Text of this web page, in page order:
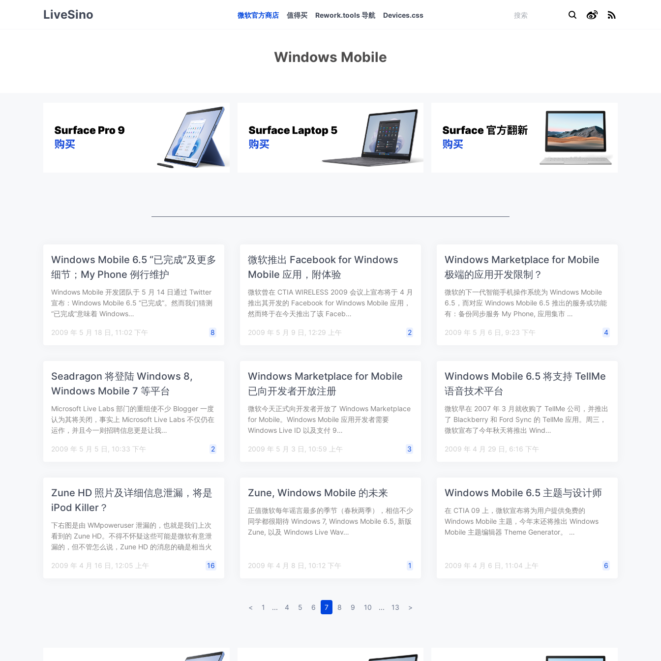
LiveSino 微软官方商店 值得买 Rework.tools 导航 Devices.css
Windows Mobile
Windows Mobile 6.5 “已完成”及更多
细节；My Phone 例行维护
Windows Mobile 开发团队于 5 月 14 日通过 Twitter
宣布：Windows Mobile 6.5 “已完成”。然而我们猜测
“已完成”意味着 Windows…
2009 年 5 月 18 日, 11:02 下午 8
微软推出 Facebook for Windows
Mobile 应用，附体验
微软曾在 CTIA WIRELESS 2009 会议上宣布将于 4 月
推出其开发的 Facebook for Windows Mobile 应用，
然而终于在今天推出了该 Faceb…
2009 年 5 月 9 日, 12:29 上午 2
Windows Marketplace for Mobile
极端的应用开发限制？
微软的下一代智能手机操作系统为 Windows Mobile
6.5，而对应 Windows Mobile 6.5 推出的服务或功能
有：备份同步服务 My Phone, 应用集市 …
2009 年 5 月 6 日, 9:23 下午 4
Seadragon 将登陆 Windows 8,
Windows Mobile 7 等平台
Microsoft Live Labs 部门的重组使不少 Blogger 一度
认为其将关闭，事实上 Microsoft Live Labs 不仅仍在
运作，并且今一则招聘信息更是让我…
2009 年 5 月 5 日, 10:33 下午 2
Windows Marketplace for Mobile
已向开发者开放注册
微软今天正式向开发者开放了 Windows Marketplace
for Mobile。Windows Mobile 应用开发者需要
Windows Live ID 以及支付 9…
2009 年 5 月 3 日, 10:59 上午 3
Windows Mobile 6.5 将支持 TellMe
语音技术平台
微软早在 2007 年 3 月就收购了 TellMe 公司，并推出
了 Blackberry 和 Ford Sync 的 TellMe 应用。周三，
微软宣布了今年秋天将推出 Wind…
2009 年 4 月 29 日, 6:16 下午
Zune HD 照片及详细信息泄漏，将是
iPod Killer？
下右图是由 WMpoweruser 泄漏的，也就是我们上次
看到的 Zune HD。不得不怀疑这些可能是微软有意泄
漏的，但不管怎么说，Zune HD 的消息的确是相当火
2009 年 4 月 16 日, 12:05 上午
16
Zune, Windows Mobile 的未来
正值微软每年谣言最多的季节（春秋两季），相信不少
同学都很期待 Windows 7, Windows Mobile 6.5, 新版
Zune, 以及 Windows Live Wav…
2009 年 4 月 8 日, 10:12 下午 1
Windows Mobile 6.5 主题与设计师
在 CTIA 09 上，微软宣布将为用户提供免费的
Windows Mobile 主题，今年末还将推出 Windows
Mobile 主题编辑器 Theme Generator。 …
2009 年 4 月 6 日, 11:04 上午 6
< 1 ... 4 5 6 7 8 9 10 ... 13 >